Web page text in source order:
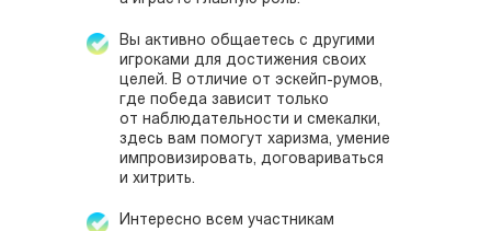
Вы активно общаетесь с другими
игроками для достижения своих
целей. В отличие от эскейп-румов,
где победа зависит только
от наблюдательности и смекалки,
здесь вам помогут харизма, умение
импровизировать, договариваться
и хитрить.
Интересно всем участникам